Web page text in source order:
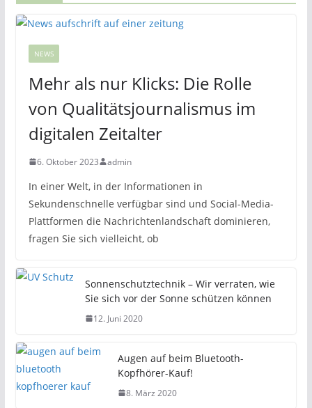
NEWS
Mehr als nur Klicks: Die Rolle
von Qualitätsjournalismus im
digitalen Zeitalter
6. Oktober 2023 admin
In einer Welt, in der Informationen in
Sekundenschnelle verfügbar sind und Social-Media-
Plattformen die Nachrichtenlandschaft dominieren,
fragen Sie sich vielleicht, ob
Sonnenschutztechnik – Wir verraten, wie
Sie sich vor der Sonne schützen können
12. Juni 2020
Augen auf beim Bluetooth-
Kopfhörer-Kauf!
8. März 2020